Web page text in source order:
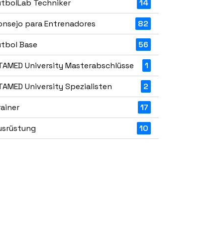
Techniker
14
para Entrenadores
82
Base
56
University Masterabschlüsse
1
University Spezialisten
2
17
10